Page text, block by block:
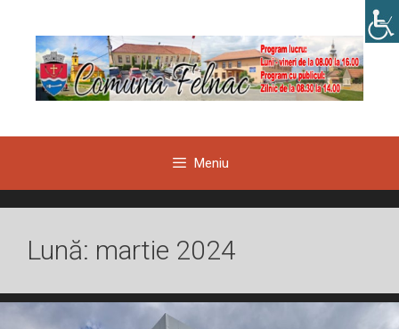
conținut
Meniu
Lună: martie 2024